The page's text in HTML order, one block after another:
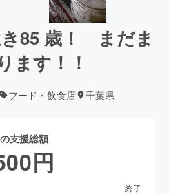
85 歳！ まだま
ます！！
フード・飲食店 千葉県
支援総額
円
終了